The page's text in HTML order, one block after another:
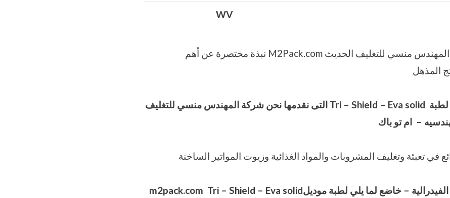
WV
وأيضاً نقدم نحن شركة المهندس منسي للتغليف الحديث M2Pack.com نبذة مختصرة عن أهم
المذهل
لطبة Tri – Shield – Eva solid التى نقدمها نحن شركة المهندس منسي للتغليف
– ام تو باك
في تعبئة وتغليف المشروبات والمواد الغذائية وزيوت المواتير الساخنة
– خاضع لما يلي لطبة موديل m2pack.com Tri – Shield – Eva solid